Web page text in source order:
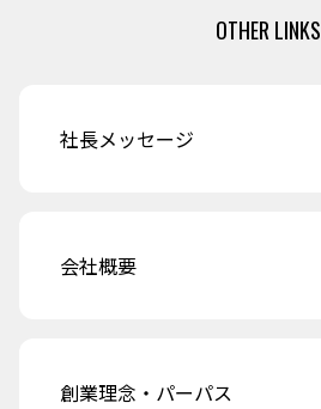
OTHER LINKS
社長メッセージ
会社概要
創業理念・パーパス